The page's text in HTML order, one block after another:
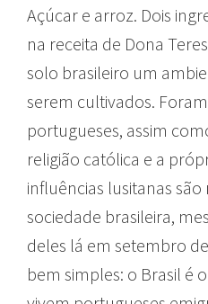
Açúcar e arroz. Dois
na receita de Dona
solo brasileiro um
serem cultivados.
portugueses, assim
religião católica e a
influências lusitanas
sociedade brasileira,
deles lá em setembro
bem simples: o Brasil é